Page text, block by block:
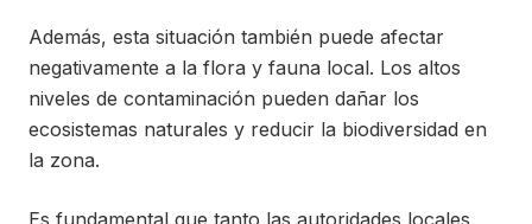
Además, esta situación también puede afectar
negativamente a la flora y fauna local. Los altos
niveles de contaminación pueden dañar los
ecosistemas naturales y reducir la biodiversidad en
la zona.
Es fundamental que tanto las autoridades locales